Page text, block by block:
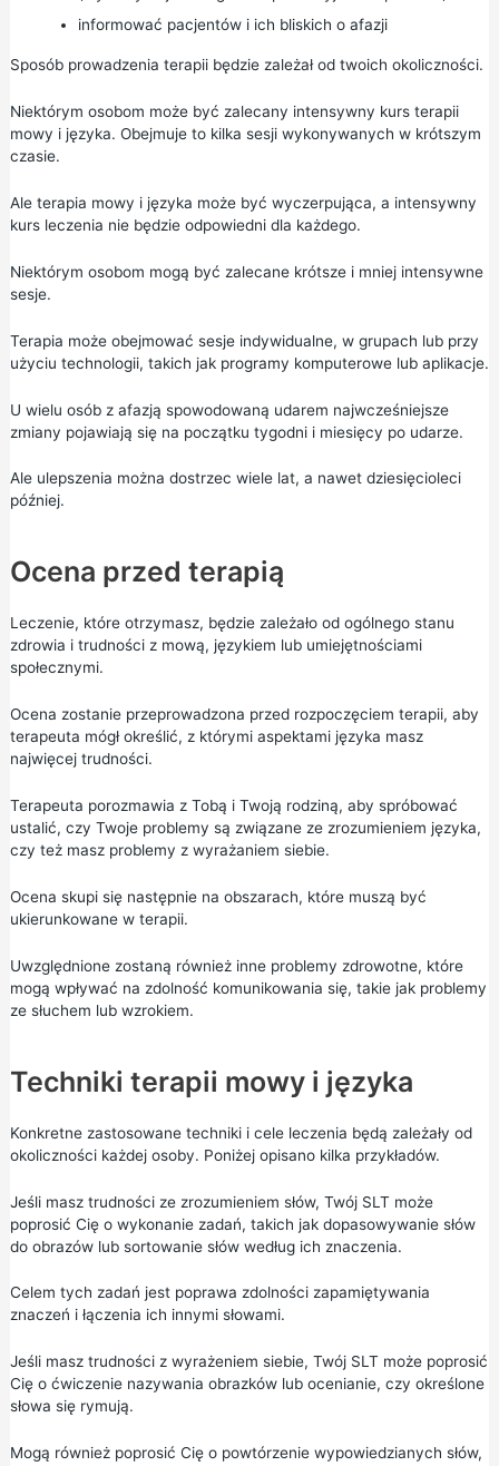
informować pacjentów i ich bliskich o afazji
Sposób prowadzenia terapii będzie zależał od twoich okoliczności.
Niektórym osobom może być zalecany intensywny kurs terapii
mowy i języka. Obejmuje to kilka sesji wykonywanych w krótszym
czasie.
Ale terapia mowy i języka może być wyczerpująca, a intensywny
kurs leczenia nie będzie odpowiedni dla każdego.
Niektórym osobom mogą być zalecane krótsze i mniej intensywne
sesje.
Terapia może obejmować sesje indywidualne, w grupach lub przy
użyciu technologii, takich jak programy komputerowe lub aplikacje.
U wielu osób z afazją spowodowaną udarem najwcześniejsze
zmiany pojawiają się na początku tygodni i miesięcy po udarze.
Ale ulepszenia można dostrzec wiele lat, a nawet dziesięcioleci
później.
Ocena przed terapią
Leczenie, które otrzymasz, będzie zależało od ogólnego stanu
zdrowia i trudności z mową, językiem lub umiejętnościami
społecznymi.
Ocena zostanie przeprowadzona przed rozpoczęciem terapii, aby
terapeuta mógł określić, z którymi aspektami języka masz
najwięcej trudności.
Terapeuta porozmawia z Tobą i Twoją rodziną, aby spróbować
ustalić, czy Twoje problemy są związane ze zrozumieniem języka,
czy też masz problemy z wyrażaniem siebie.
Ocena skupi się następnie na obszarach, które muszą być
ukierunkowane w terapii.
Uwzględnione zostaną również inne problemy zdrowotne, które
mogą wpływać na zdolność komunikowania się, takie jak problemy
ze słuchem lub wzrokiem.
Techniki terapii mowy i języka
Konkretne zastosowane techniki i cele leczenia będą zależały od
okoliczności każdej osoby. Poniżej opisano kilka przykładów.
Jeśli masz trudności ze zrozumieniem słów, Twój SLT może
poprosić Cię o wykonanie zadań, takich jak dopasowywanie słów
do obrazów lub sortowanie słów według ich znaczenia.
Celem tych zadań jest poprawa zdolności zapamiętywania
znaczeń i łączenia ich innymi słowami.
Jeśli masz trudności z wyrażeniem siebie, Twój SLT może poprosić
Cię o ćwiczenie nazywania obrazków lub ocenianie, czy określone
słowa się rymują.
Mogą również poprosić Cię o powtórzenie wypowiedzianych słów,